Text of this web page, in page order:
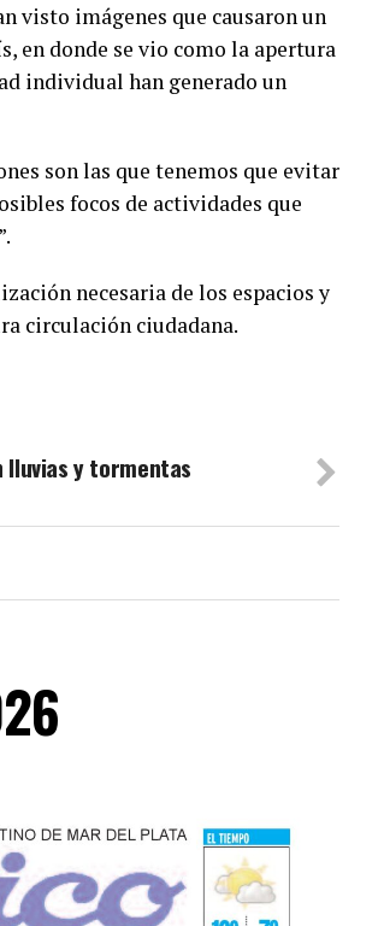
visto imágenes que causaron un
en donde se vio como la apertura
individual han generado un
son las que tenemos que evitar
focos de actividades que
necesaria de los espacios y
circulación ciudadana.
lluvias y tormentas